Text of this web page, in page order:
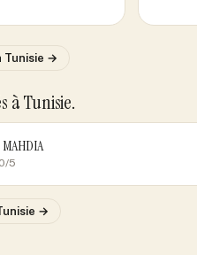
Tunisie →
à Tunisie.
5
→